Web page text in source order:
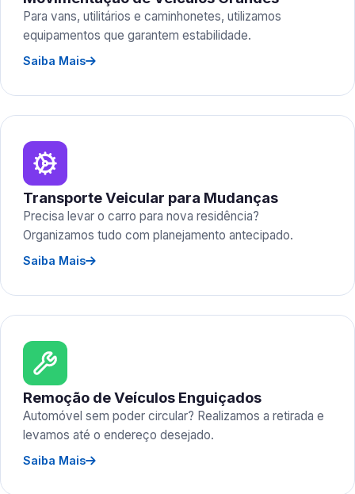
Para vans, utilitários e caminhonetes, utilizamos
equipamentos que garantem estabilidade.
Saiba Mais
Transporte Veicular para Mudanças
Precisa levar o carro para nova residência?
Organizamos tudo com planejamento antecipado.
Saiba Mais
Remoção de Veículos Enguiçados
Automóvel sem poder circular? Realizamos a retirada e
levamos até o endereço desejado.
Saiba Mais